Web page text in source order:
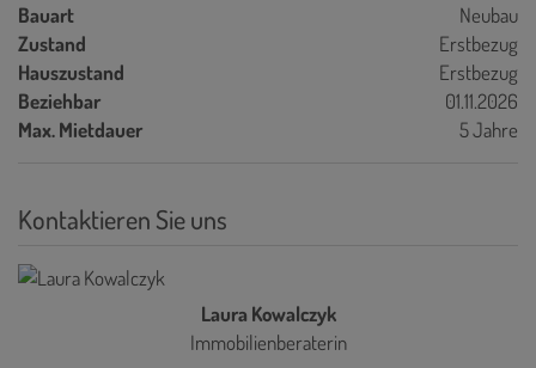
Bauart
Neubau
Zustand
Erstbezug
Hauszustand
Erstbezug
Beziehbar
01.11.2026
Max. Mietdauer
5 Jahre
Kontaktieren Sie uns
Laura Kowalczyk
Immobilienberaterin